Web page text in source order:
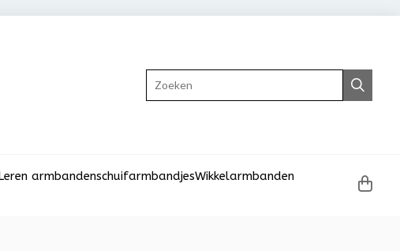
armbandenschuifarmbandjesWikkelarmbanden